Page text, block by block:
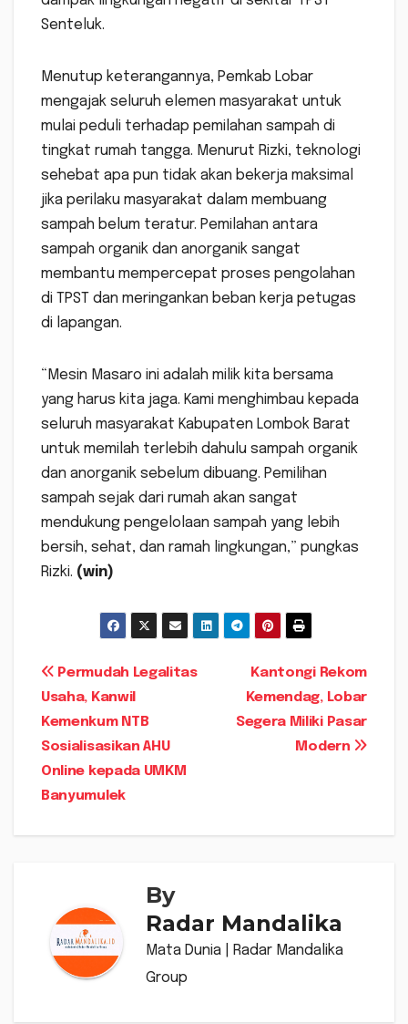
Senteluk.
Menutup keterangannya, Pemkab Lobar
mengajak seluruh elemen masyarakat untuk
mulai peduli terhadap pemilahan sampah di
tingkat rumah tangga. Menurut Rizki, teknologi
sehebat apa pun tidak akan bekerja maksimal
jika perilaku masyarakat dalam membuang
sampah belum teratur. Pemilahan antara
sampah organik dan anorganik sangat
membantu mempercepat proses pengolahan
di TPST dan meringankan beban kerja petugas
di lapangan.
“Mesin Masaro ini adalah milik kita bersama
yang harus kita jaga. Kami menghimbau kepada
seluruh masyarakat Kabupaten Lombok Barat
untuk memilah terlebih dahulu sampah organik
dan anorganik sebelum dibuang. Pemilihan
sampah sejak dari rumah akan sangat
mendukung pengelolaan sampah yang lebih
bersih, sehat, dan ramah lingkungan,” pungkas
Rizki. (win)
Navigasi
pos
Kantongi Rekom
Kemendag, Lobar
Segera Miliki Pasar
Modern
Permudah Legalitas
Usaha, Kanwil
Kemenkum NTB
Sosialisasikan AHU
Online kepada UMKM
Banyumulek
By
Radar Mandalika
Mata Dunia | Radar Mandalika
Group